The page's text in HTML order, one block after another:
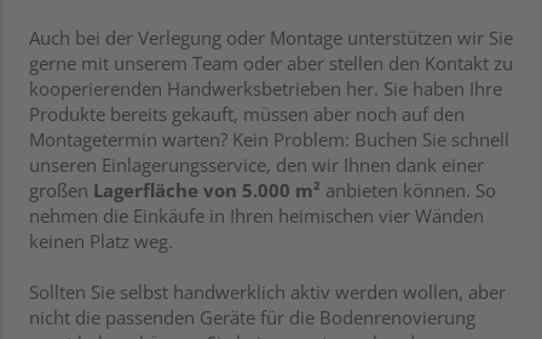
Auch bei der Verlegung oder Montage unterstützen wir Sie
gerne mit unserem Team oder aber stellen den Kontakt zu
kooperierenden Handwerksbetrieben her. Sie haben Ihre
Produkte bereits gekauft, müssen aber noch auf den
Montagetermin warten? Kein Problem: Buchen Sie schnell
unseren Einlagerungsservice, den wir Ihnen dank einer
großen Lagerfläche von 5.000 m² anbieten können. So
nehmen die Einkäufe in Ihren heimischen vier Wänden
keinen Platz weg.
Sollten Sie selbst handwerklich aktiv werden wollen, aber
nicht die passenden Geräte für die Bodenrenovierung